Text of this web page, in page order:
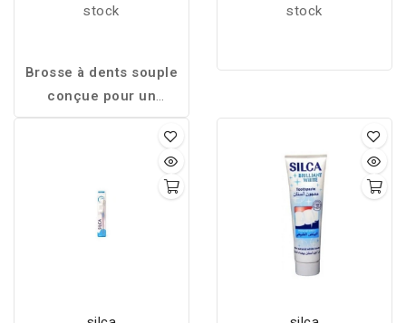
stock
Brosse à dents souple
conçue pour un
nettoyage doux et
efficace, idéale pour
protéger les gencives
sensibles et maintenir
une bonne hygiène
bucco-dentaire au
stock